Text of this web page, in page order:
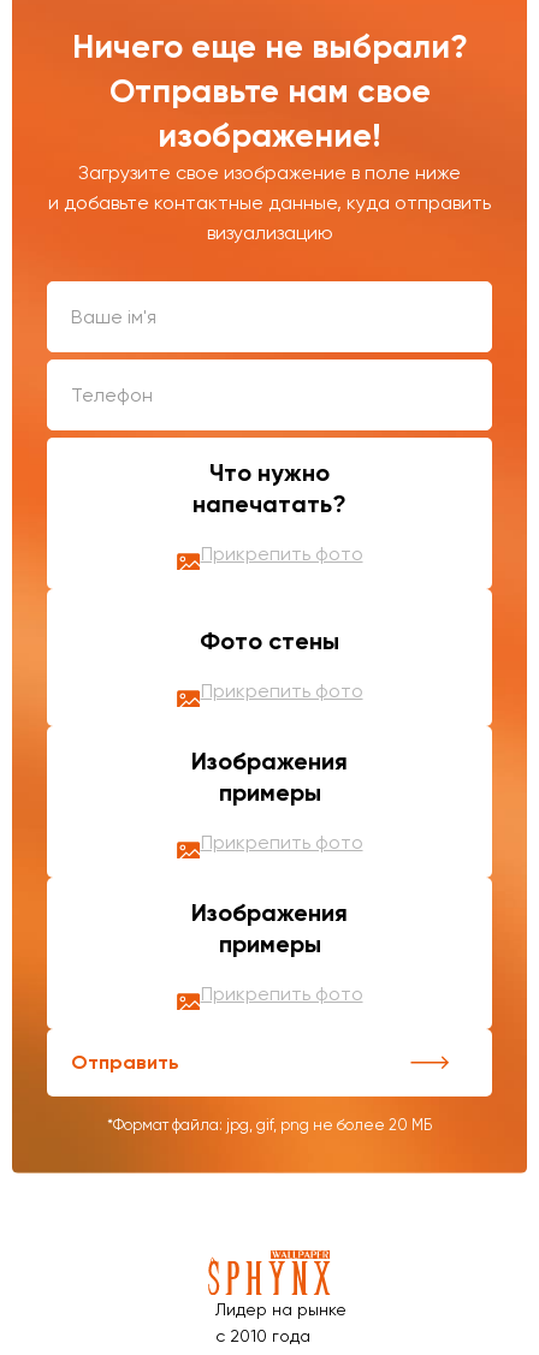
Ничего еще не выбрали?
Отправьте нам свое
изображение!
Загрузите свое изображение в поле ниже
и добавьте контактные данные, куда отправить
визуализацию
Что нужно
напечатать?
Прикрепить фото
Фото стены
Прикрепить фото
Изображения
примеры
Прикрепить фото
Изображения
примеры
Прикрепить фото
Отправить
*Формат файла: jpg, gif, png не более 20 МБ
Лидер на рынке
с 2010 года